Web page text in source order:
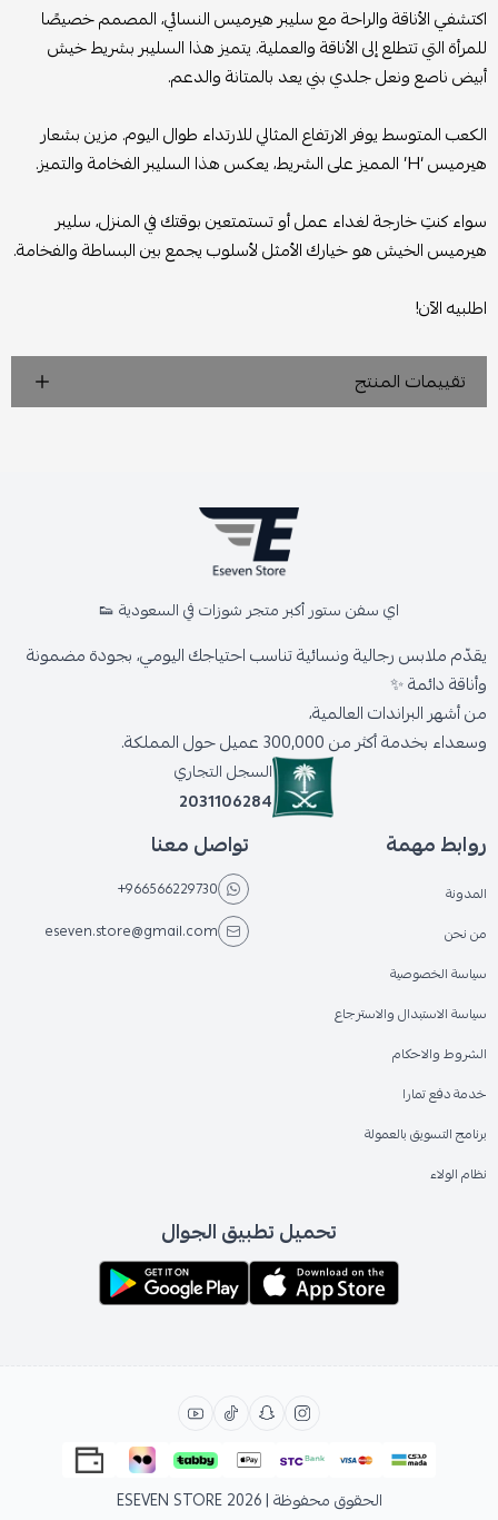
اكتشفي الأناقة والراحة مع سليبر هيرميس النسائي، المصمم خصيصًا
للمرأة التي تتطلع إلى الأناقة والعملية. يتميز هذا السليبر بشريط خيش
أبيض ناصع ونعل جلدي بني يعد بالمتانة والدعم.
الكعب المتوسط يوفر الارتفاع المثالي للارتداء طوال اليوم. مزين بشعار
هيرميس ‘H’ المميز على الشريط، يعكس هذا السليبر الفخامة والتميز.
سواء كنتِ خارجة لغداء عمل أو تستمتعين بوقتك في المنزل، سليبر
هيرميس الخيش هو خيارك الأمثل لأسلوب يجمع بين البساطة والفخامة.
اطلبيه الآن!
تقييمات المنتج
اي سفن ستور أكبر متجر شوزات في السعودية 👟
يقدّم ملابس رجالية ونسائية تناسب احتياجك اليومي، بجودة مضمونة
وأناقة دائمة ✨
من أشهر البراندات العالمية،
وسعداء بخدمة أكثر من 300,000 عميل حول المملكة.
السجل التجاري
2031106284
روابط مهمة
المدونة
من نحن
سياسة الخصوصية
سياسة الاستبدال والاسترجاع
الشروط والاحكام
خدمة دفع تمارا
برنامج التسويق بالعمولة
نظام الولاء
تواصل معنا
+966566229730
eseven.store@gmail.com
تحميل تطبيق الجوال
الحقوق محفوظة | 2026 ESEVEN STORE